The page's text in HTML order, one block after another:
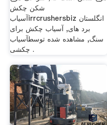
شکن چکش
آسیابirrcrushersbiz انگلستان
برد های, آسیاب چکش برای
سنگ, مشاهده شده توسطآسیاب
چکشی .